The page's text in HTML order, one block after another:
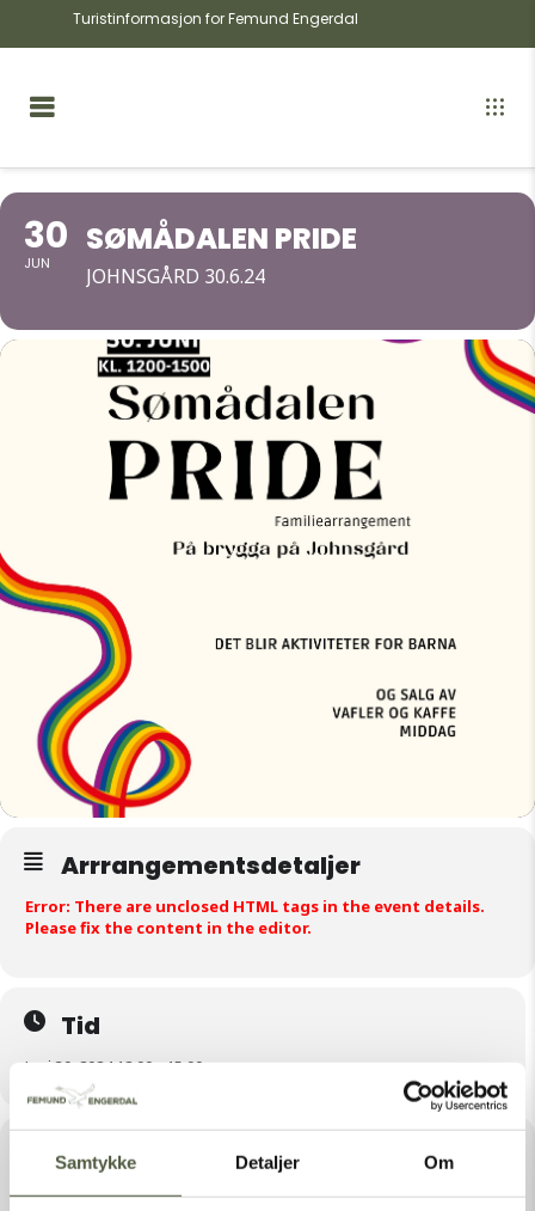
Samtykke Detaljer Om
Turistinformasjon for Femund Engerdal
30
JUN
SØMÅDALEN PRIDE
JOHNSGÅRD 30.6.24
Arrrangementsdetaljer
Error: There are unclosed HTML tags in the event details.
Please fix the content in the editor.
Tid
Juni 30, 2024 12:00 - 15:00
Sted
Johnsgård Turistsenter